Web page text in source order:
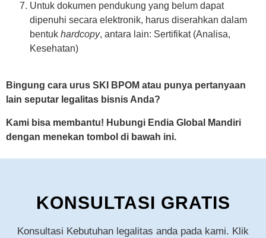
Untuk dokumen pendukung yang belum dapat
dipenuhi secara elektronik, harus diserahkan dalam
bentuk hardcopy, antara lain: Sertifikat (Analisa,
Kesehatan)
Bingung cara urus SKI BPOM atau punya pertanyaan
lain seputar legalitas bisnis Anda?
Kami bisa membantu! Hubungi Endia Global Mandiri
dengan menekan tombol di bawah ini.
KONSULTASI GRATIS
Konsultasi Kebutuhan legalitas anda pada kami. Klik